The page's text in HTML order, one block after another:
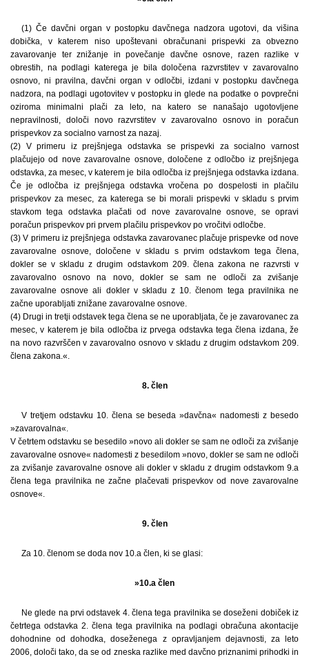
(1) Če davčni organ v postopku davčnega nadzora ugotovi, da višina
dobička, v katerem niso upoštevani obračunani prispevki za obvezno
zavarovanje ter znižanje in povečanje davčne osnove, razen razlike v
obrestih, na podlagi katerega je bila določena razvrstitev v zavarovalno
osnovo, ni pravilna, davčni organ v odločbi, izdani v postopku davčnega
nadzora, na podlagi ugotovitev v postopku in glede na podatke o povprečni
oziroma minimalni plači za leto, na katero se nanašajo ugotovljene
nepravilnosti, določi novo razvrstitev v zavarovalno osnovo in poračun
prispevkov za socialno varnost za nazaj.
(2) V primeru iz prejšnjega odstavka se prispevki za socialno varnost
plačujejo od nove zavarovalne osnove, določene z odločbo iz prejšnjega
odstavka, za mesec, v katerem je bila odločba iz prejšnjega odstavka izdana.
Če je odločba iz prejšnjega odstavka vročena po dospelosti in plačilu
prispevkov za mesec, za katerega se bi morali prispevki v skladu s prvim
stavkom tega odstavka plačati od nove zavarovalne osnove, se opravi
poračun prispevkov pri prvem plačilu prispevkov po vročitvi odločbe.
(3) V primeru iz prejšnjega odstavka zavarovanec plačuje prispevke od nove
zavarovalne osnove, določene v skladu s prvim odstavkom tega člena,
dokler se v skladu z drugim odstavkom 209. člena zakona ne razvrsti v
zavarovalno osnovo na novo, dokler se sam ne odloči za zvišanje
zavarovalne osnove ali dokler v skladu z 10. členom tega pravilnika ne
začne uporabljati znižane zavarovalne osnove.
(4) Drugi in tretji odstavek tega člena se ne uporabljata, če je zavarovanec za
mesec, v katerem je bila odločba iz prvega odstavka tega člena izdana, že
na novo razvrščen v zavarovalno osnovo v skladu z drugim odstavkom 209.
člena zakona.«.
8. člen
V tretjem odstavku 10. člena se beseda »davčna« nadomesti z besedo
»zavarovalna«.
V četrtem odstavku se besedilo »novo ali dokler se sam ne odloči za zvišanje
zavarovalne osnove« nadomesti z besedilom »novo, dokler se sam ne odloči
za zvišanje zavarovalne osnove ali dokler v skladu z drugim odstavkom 9.a
člena tega pravilnika ne začne plačevati prispevkov od nove zavarovalne
osnove«.
9. člen
Za 10. členom se doda nov 10.a člen, ki se glasi:
»10.a člen
Ne glede na prvi odstavek 4. člena tega pravilnika se doseženi dobiček iz
četrtega odstavka 2. člena tega pravilnika na podlagi obračuna akontacije
dohodnine od dohodka, doseženega z opravljanjem dejavnosti, za leto
2006, določi tako, da se od zneska razlike med davčno priznanimi prihodki in